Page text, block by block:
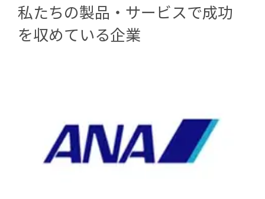
私たちの製品・サービスで成功
を収めている企業